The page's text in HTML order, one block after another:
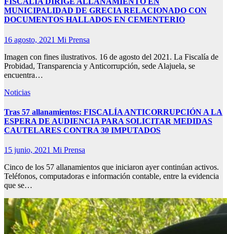
MUNICIPALIDAD DE GRECIA RELACIONADO CON
DOCUMENTOS HALLADOS EN CEMENTERIO
16 agosto, 2021 Mi Prensa
Imagen con fines ilustrativos. 16 de agosto del 2021. La Fiscalía de
Probidad, Transparencia y Anticorrupción, sede Alajuela, se
encuentra…
Noticias
Tras 57 allanamientos: FISCALÍA ANTICORRUPCIÓN A LA
ESPERA DE AUDIENCIA PARA SOLICITAR MEDIDAS
CAUTELARES CONTRA 30 IMPUTADOS
15 junio, 2021 Mi Prensa
Cinco de los 57 allanamientos que iniciaron ayer continúan activos.
Teléfonos, computadoras e información contable, entre la evidencia
que se…